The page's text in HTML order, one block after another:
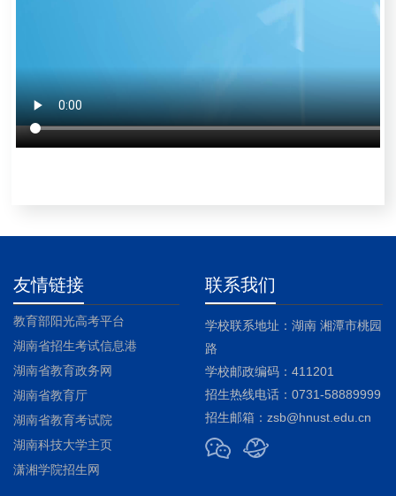
友情链接
教育部阳光高考平台
湖南省招生考试信息港
湖南省教育政务网
湖南省教育厅
湖南省教育考试院
湖南科技大学主页
潇湘学院招生网
联系我们
学校联系地址：湖南 湘潭市桃园
路
学校邮政编码：411201
招生热线电话：0731-58889999
招生邮箱：zsb@hnust.edu.cn